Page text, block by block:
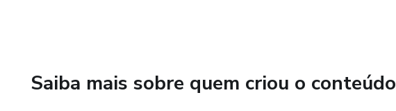
Saiba mais sobre quem criou o conteúdo